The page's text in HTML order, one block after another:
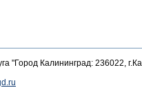
"Город Калининград: 236022,